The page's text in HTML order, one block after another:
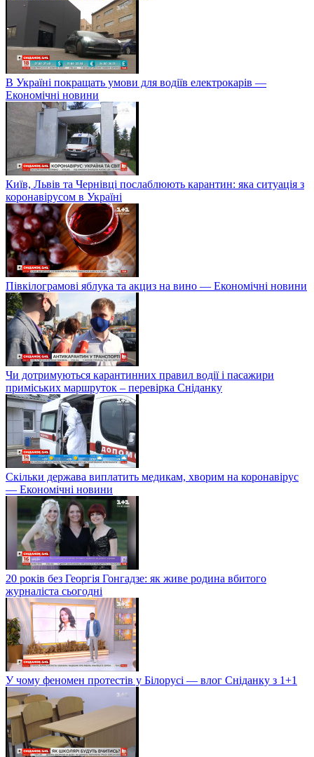
В Україні покращать умови для водіїв електрокарів —
Економічні новини
Київ, Львів та Чернівці послаблюють карантин: яка ситуація з
коронавірусом в Україні
Півкілограмові яблука та акциз на вино — Економічні новини
Чи дотримуються карантинних правил водії і пасажири
приміських маршруток – перевірка Сніданку
Скільки держава виплатить медикам, хворим на коронавірус
— Економічні новини
20 років без Георгія Гонгадзе: як живе родина вбитого
журналіста сьогодні
У чому феномен протестів у Білорусі — влог Сніданку з 1+1